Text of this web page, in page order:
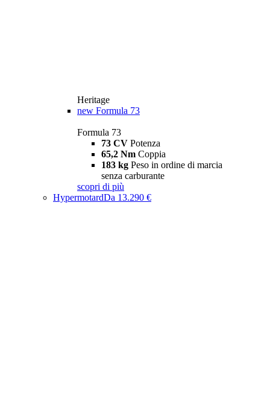
Heritage
new Formula 73
Formula 73
73 CV Potenza
65,2 Nm Coppia
183 kg Peso in ordine di marcia
senza carburante
scopri di più
HypermotardDa 13.290 €